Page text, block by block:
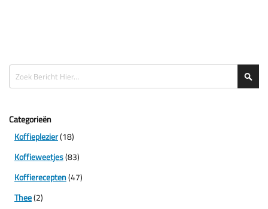
Categorieën
Koffieplezier(18)
Koffieweetjes(83)
Koffierecepten(47)
Thee(2)